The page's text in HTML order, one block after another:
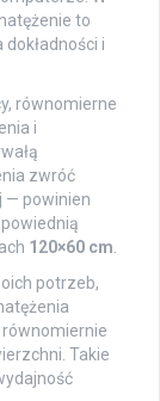
to
dokładności i
równomierne
i
zwróć
— powinien
120×60 cm
potrzeb,
równomiernie
Takie